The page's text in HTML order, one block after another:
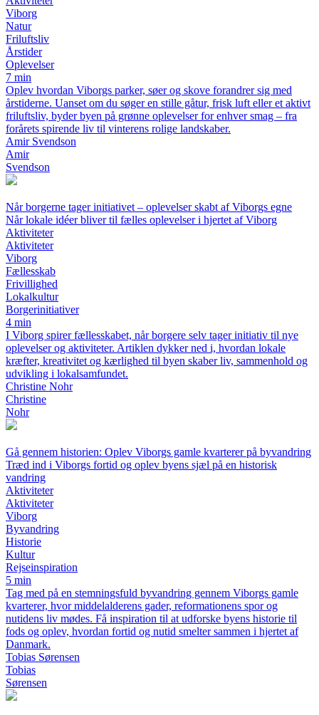
Viborg
Natur
Friluftsliv
Årstider
Oplevelser
7 min
Oplev hvordan Viborgs parker, søer og skove forandrer sig med
årstiderne. Uanset om du søger en stille gåtur, frisk luft eller et aktivt
friluftsliv, byder byen på grønne oplevelser for enhver smag – fra
forårets spirende liv til vinterens rolige landskaber.
Amir Svendson
Amir
Svendson
Når borgerne tager initiativet – oplevelser skabt af Viborgs egne
Når lokale idéer bliver til fælles oplevelser i hjertet af Viborg
Aktiviteter
Aktiviteter
Viborg
Fællesskab
Frivillighed
Lokalkultur
Borgerinitiativer
4 min
I Viborg spirer fællesskabet, når borgere selv tager initiativ til nye
oplevelser og aktiviteter. Artiklen dykker ned i, hvordan lokale
kræfter, kreativitet og kærlighed til byen skaber liv, sammenhold og
udvikling i lokalsamfundet.
Christine Nohr
Christine
Nohr
Gå gennem historien: Oplev Viborgs gamle kvarterer på byvandring
Træd ind i Viborgs fortid og oplev byens sjæl på en historisk
vandring
Aktiviteter
Aktiviteter
Viborg
Byvandring
Historie
Kultur
Rejseinspiration
5 min
Tag med på en stemningsfuld byvandring gennem Viborgs gamle
kvarterer, hvor middelalderens gader, reformationens spor og
nutidens liv mødes. Få inspiration til at udforske byens historie til
fods og oplev, hvordan fortid og nutid smelter sammen i hjertet af
Danmark.
Tobias Sørensen
Tobias
Sørensen